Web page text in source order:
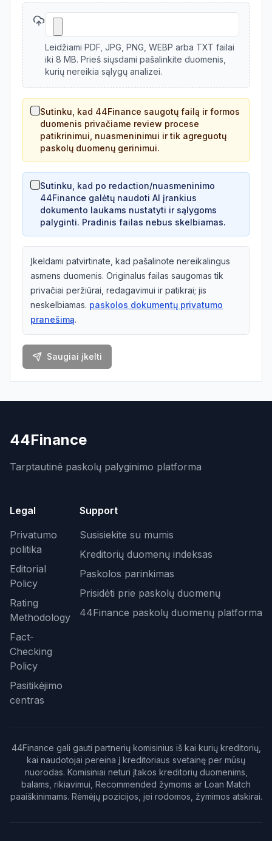
Leidžiami PDF, JPG, PNG, WEBP arba TXT failai
iki 8 MB. Prieš siųsdami pašalinkite duomenis,
kurių nereikia sąlygų analizei.
Sutinku, kad 44Finance saugotų failą ir formos
duomenis privačiame review procese
patikrinimui, nuasmeninimui ir tik agreguotų
paskolų duomenų gerinimui.
Sutinku, kad po redaction/nuasmeninimo
44Finance galėtų naudoti AI įrankius
dokumento laukams nustatyti ir sąlygoms
palyginti. Pradinis failas nebus skelbiamas.
Įkeldami patvirtinate, kad pašalinote nereikalingus
asmens duomenis. Originalus failas saugomas tik
privačiai peržiūrai, redagavimui ir patikrai; jis
neskelbiamas. paskolos dokumentų privatumo
pranešimą.
Saugiai įkelti
44Finance
Tarptautinė paskolų palyginimo platforma
Legal
Privatumo
politika
Editorial
Policy
Rating
Methodology
Fact-
Checking
Policy
Pasitikėjimo
centras
Support
Susisiekite su mumis
Kreditorių duomenų indeksas
Paskolos parinkimas
Prisidėti prie paskolų duomenų
44Finance paskolų duomenų platforma
44Finance gali gauti partnerių komisinius iš kai kurių kreditorių,
kai naudotojai pereina į kreditoriaus svetainę per mūsų
nuorodas. Komisiniai neturi įtakos kreditorių duomenims,
balams, rikiavimui, Recommended žymoms ar Loan Match
paaiškinimams. Rėmėjų pozicijos, jei rodomos, žymimos atskirai.